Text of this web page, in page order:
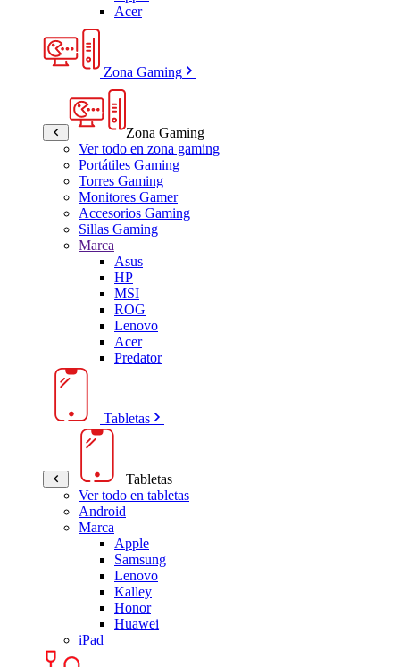
Acer
Zona Gaming
Zona Gaming
Ver todo en zona gaming
Portátiles Gaming
Torres Gaming
Monitores Gamer
Accesorios Gaming
Sillas Gaming
Marca
Asus
HP
MSI
ROG
Lenovo
Acer
Predator
Tabletas
Tabletas
Ver todo en tabletas
Android
Marca
Apple
Samsung
Lenovo
Kalley
Honor
Huawei
iPad